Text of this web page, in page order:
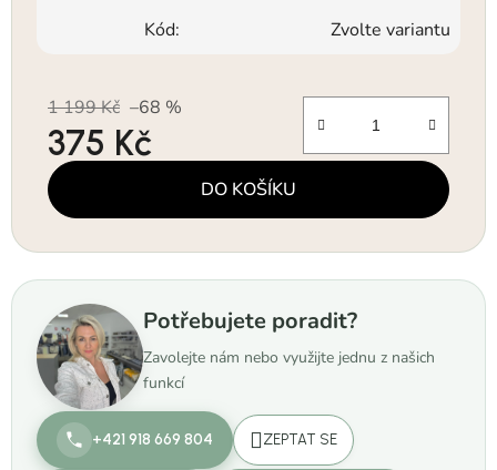
Kód: Zvolte variantu
1 199 Kč –68 %
375 Kč
Měrná cena: DO KOŠÍKU
Potřebujete poradit?
Zavolejte nám nebo využijte jednu z našich
funkcí
+421 918 669 804 ZEPTAT SE